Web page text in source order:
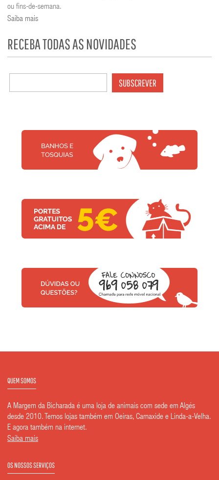
ou fins-de-semana.
Saiba mais
RECEBA TODAS AS NOVIDADES
SUBSCREVER
QUEM SOMOS
A Margem da Bicharada é uma loja de animais com sede em Algés
desde 2010. Temos lojas também em Oeiras, Carnaxide e Linda-a-Velha.
E agora também na internet.
Saiba mais
OS NOSSOS SERVIÇOS